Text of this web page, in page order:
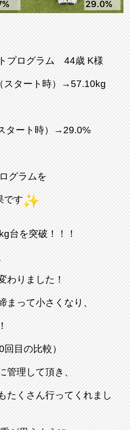
プログラム 44歳 K様
ート時）→57.10kg
タート時）→29.0%
グラムを
です
台を突破！！！
わりました！
まって小さくなり、
目の比較）
管理して頂き、
たくさん行ってくれまし